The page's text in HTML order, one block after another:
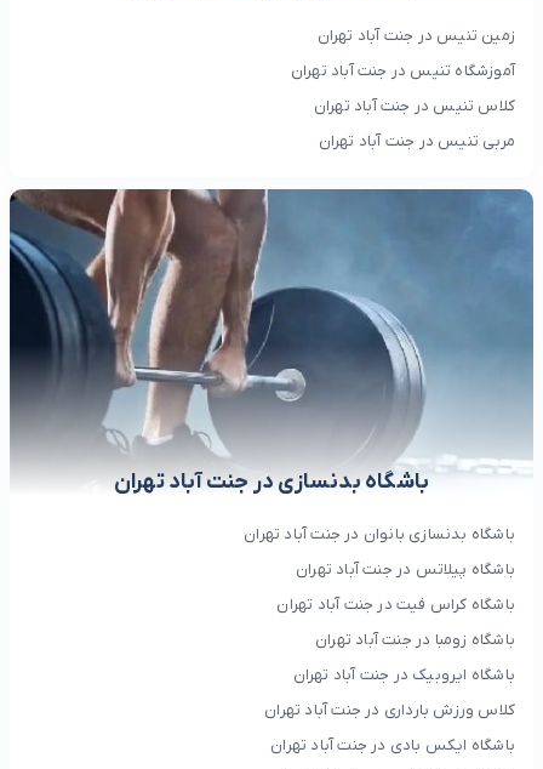
زمین تنیس در جنت آباد تهران
آموزشگاه تنیس در جنت آباد تهران
کلاس تنیس در جنت آباد تهران
مربی تنیس در جنت آباد تهران
باشگاه بدنسازی در جنت آباد تهران
باشگاه بدنسازی بانوان در جنت آباد تهران
باشگاه پیلاتس در جنت آباد تهران
باشگاه کراس فیت در جنت آباد تهران
باشگاه زومبا در جنت آباد تهران
باشگاه ایروبیک در جنت آباد تهران
کلاس ورزش بارداری در جنت آباد تهران
باشگاه ایکس بادی در جنت آباد تهران